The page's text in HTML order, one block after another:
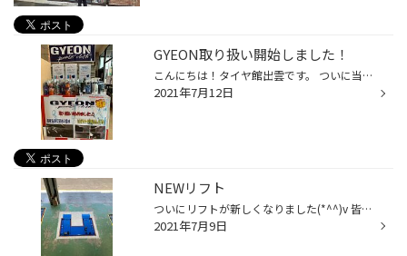
GYEON取り扱い開始しました！
こんにちは！タイヤ館出雲です。 ついに当店でも今話題の洗車用品の取り扱いを開始しました♪ その名も・・・イギリス発祥の洗車ブランド. GYEON（ジーオン） 手軽にクルマを綺麗にしたい、 その上で持続効果が期待できるカーケアがGYEONです。 初めての方にオススメなのが、ワックスINシャンプー【B...
2021年7月12日
NEWリフト
ついにリフトが新しくなりました(*^^)v 皆様大変ご迷惑おかけして申し訳ございませんでした。
2021年7月9日